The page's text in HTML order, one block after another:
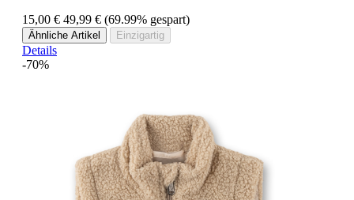
15,00 € 49,99 € (69.99% gespart)
Ähnliche Artikel Einzigartig
Details
-70%